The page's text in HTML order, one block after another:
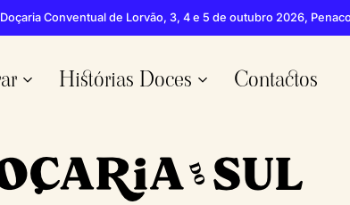
Conventual de Lorvão, 3, 4 e 5 de outubro 2026,
Histórias Doces Contactos